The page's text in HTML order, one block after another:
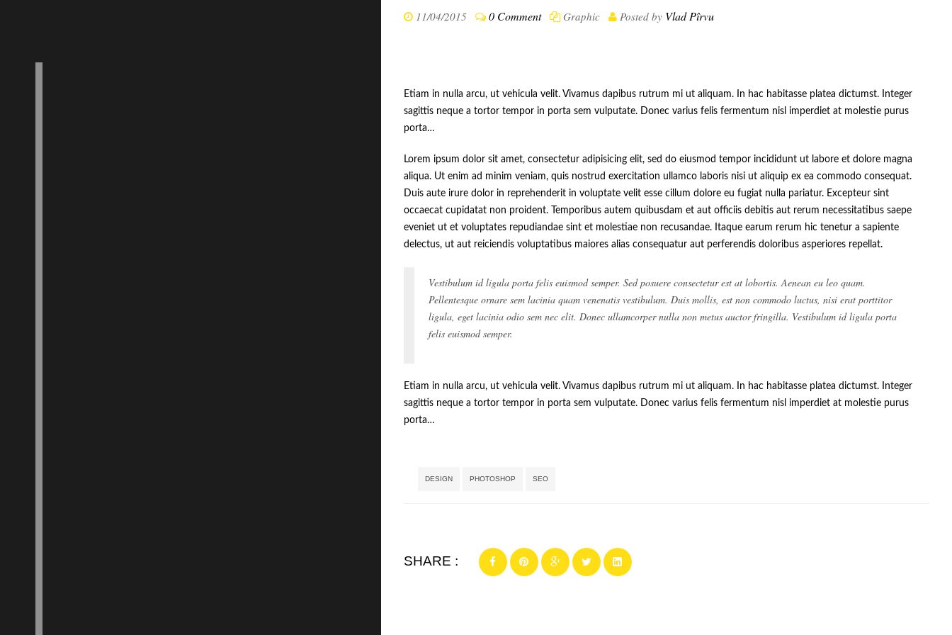
11/04/2015 0 Comment Graphic Posted by Vlad Pîrvu
Etiam in nulla arcu, ut vehicula velit. Vivamus dapibus rutrum mi ut aliquam. In hac habitasse platea dictumst. Integer
sagittis neque a tortor tempor in porta sem vulputate. Donec varius felis fermentum nisl imperdiet at molestie purus
porta…
Lorem ipsum dolor sit amet, consectetur adipisicing elit, sed do eiusmod tempor incididunt ut labore et dolore magna
aliqua. Ut enim ad minim veniam, quis nostrud exercitation ullamco laboris nisi ut aliquip ex ea commodo consequat.
Duis aute irure dolor in reprehenderit in voluptate velit esse cillum dolore eu fugiat nulla pariatur. Excepteur sint
occaecat cupidatat non proident. Temporibus autem quibusdam et aut officiis debitis aut rerum necessitatibus saepe
eveniet ut et voluptates repudiandae sint et molestiae non recusandae. Itaque earum rerum hic tenetur a sapiente
delectus, ut aut reiciendis voluptatibus maiores alias consequatur aut perferendis doloribus asperiores repellat.
Vestibulum id ligula porta felis euismod semper. Sed posuere consectetur est at lobortis. Aenean eu leo quam.
Pellentesque ornare sem lacinia quam venenatis vestibulum. Duis mollis, est non commodo luctus, nisi erat porttitor
ligula, eget lacinia odio sem nec elit. Donec ullamcorper nulla non metus auctor fringilla. Vestibulum id ligula porta
felis euismod semper.
Etiam in nulla arcu, ut vehicula velit. Vivamus dapibus rutrum mi ut aliquam. In hac habitasse platea dictumst. Integer
sagittis neque a tortor tempor in porta sem vulputate. Donec varius felis fermentum nisl imperdiet at molestie purus
porta…
DESIGN PHOTOSHOP SEO
SHARE :